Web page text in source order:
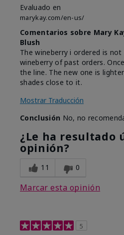
Evaluado en
marykay.com/en-us/
Comentarios sobre Mary
Blush
The wineberry i ordered is
wineberry of past orders.
the line. The new one is
shades close to it.
Mostrar Traducción
Conclusión No, no
¿Le ha resultado
opinión?
11 0
Marcar esta opinión
5